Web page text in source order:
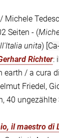
Michele
Seiten - (
unita)
Richter:
earth / a cura
Friedel,
40 ungezählte
il maestro di